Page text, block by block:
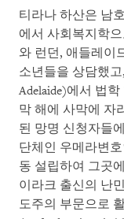
티라나 하산은 남
에서 사회복지학
와 런던, 애들레이
소년들을 상담했
Adelaide)에서 법
막 해에 사막에 자
된 망명 신청자들
단체인 우메라변호
동 설립하여 그곳
이라크 출신의 난
도주의 부문으로